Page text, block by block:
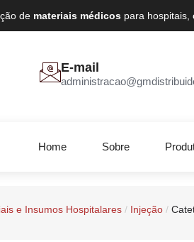
de materiais médicospara hospitais,
E-mail
Home Sobre
e Insumos Hospitalares / Injeção /